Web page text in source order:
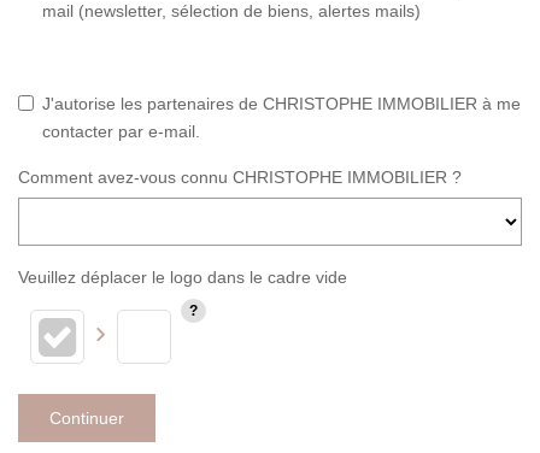
mail (newsletter, sélection de biens, alertes mails)
J'autorise les partenaires de CHRISTOPHE IMMOBILIER à me
contacter par e-mail.
Comment avez-vous connu CHRISTOPHE IMMOBILIER ?
Veuillez déplacer le logo dans le cadre vide
Continuer